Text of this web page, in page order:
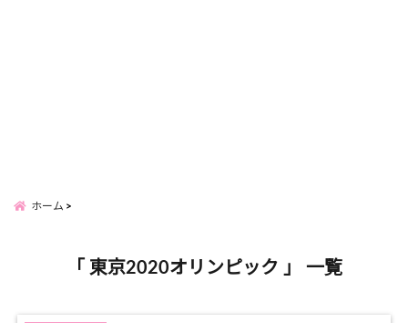
ホーム
「 東京2020オリンピック 」 一覧